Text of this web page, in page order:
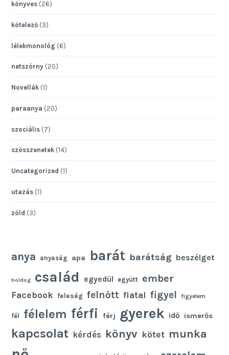
könyves (26)
kötelező (3)
lélekmonológ (6)
netszörny (20)
Novellák (1)
paraanya (20)
szociális (7)
szösszenetek (14)
Uncategorized (1)
utazás (1)
zöld (3)
anya anyaság apa barát barátság beszélget
boldog család egyedül együtt ember
Facebook feleség felnőtt fiatal figyel figyelem
fél félelem férfi férj gyerek idő ismerős
kapcsolat kérdés könyv kötet munka